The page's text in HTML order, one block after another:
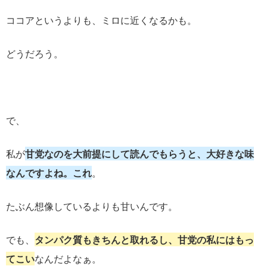
ココアというよりも、ミロに近くなるかも。
どうだろう。
で、
私が甘党なのを大前提にして読んでもらうと、大好きな味
なんですよね。これ。
たぶん想像しているよりも甘いんです。
でも、 タンパク質もきちんと取れるし、甘党の私にはもっ
てこいなんだよなぁ。